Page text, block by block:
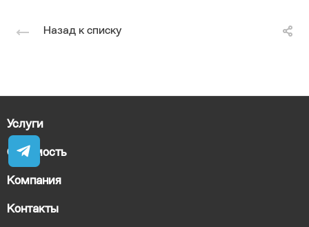
Назад к списку
Услуги
Стоимость
Компания
Контакты